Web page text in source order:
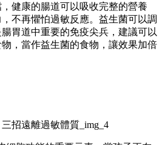
健康的腸道可以吸收完整的營養
不再懼怕過敏反應。益生菌可以調
胃道中重要的免疫尖兵，建議可以
，當作益生菌的食物，讓效果加倍